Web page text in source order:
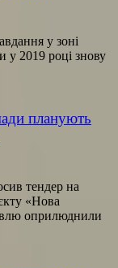
у зоні
у 2019 році знову
планують
тендер на
«Нова
оприлюднили